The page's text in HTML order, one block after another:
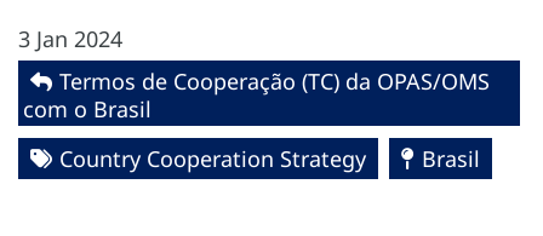
3 Jan 2024
Termos de Cooperação (TC) da OPAS/OMS
com o Brasil
Country Cooperation Strategy
Brasil